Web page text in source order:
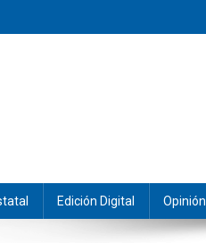
Edición Digital Opinión